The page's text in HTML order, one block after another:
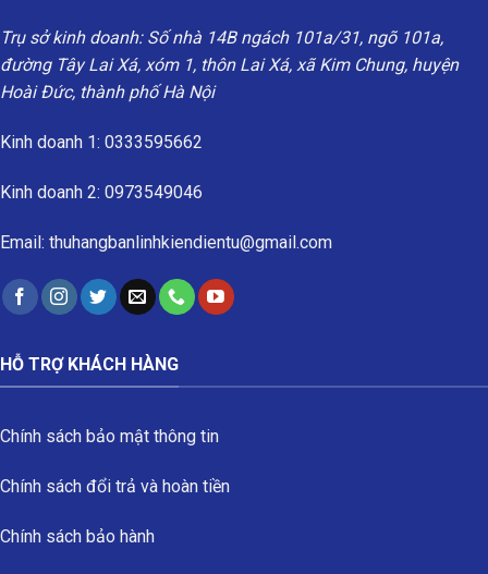
Trụ sở kinh doanh: Số nhà 14B ngách 101a/31, ngõ 101a,
đường Tây Lai Xá, xóm 1, thôn Lai Xá, xã Kim Chung, huyện
Hoài Đức, thành phố Hà Nội
Kinh doanh 1: 0333595662
Kinh doanh 2: 0973549046
Email: thuhangbanlinhkiendientu@gmail.com
HỖ TRỢ KHÁCH HÀNG
Chính sách bảo mật thông tin
Chính sách đổi trả và hoàn tiền
Chính sách bảo hành